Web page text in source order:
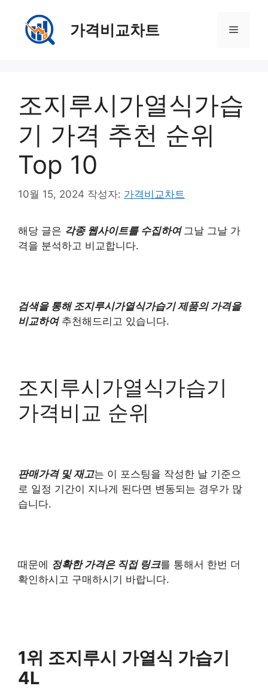
가격비교차트 메
조지루시가열식가습
기 가격 추천 순위
Top 10
10월 15, 2024 작성자: 가격비교차트
해당 글은 각종 웹사이트를 수집하여 그날 그날 가
격을 분석하고 비교합니다.
검색을 통해 조지루시가열식가습기 제품의 가격을
비교하여추천해드리고 있습니다.
조지루시가열식가습기
가격비교 순위
판매가격 및 재고는 이 포스팅을 작성한 날 기준으
로 일정 기간이 지나게 된다면 변동되는 경우가 많
습니다.
때문에 정확한 가격은 직접 링크를 통해서 한번 더
확인하시고 구매하시기 바랍니다.
1위 조지루시 가열식 가습기
4L